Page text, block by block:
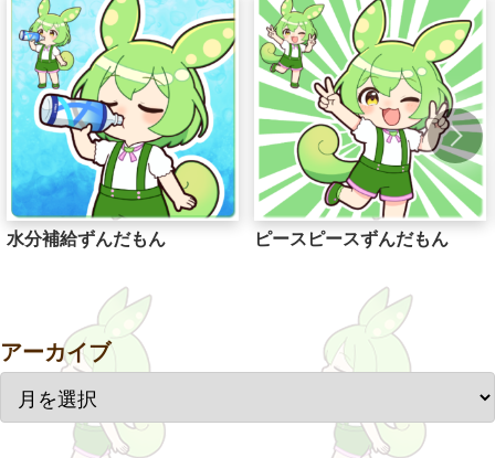
水分補給ずんだもん ピースピースずんだもん
アーカイブ